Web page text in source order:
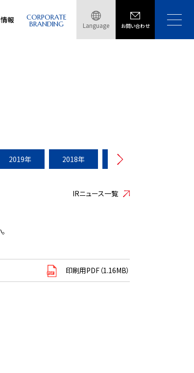
報 CORPORATE
BRANDING Language お問い合わせ
2019年 2018年 2017年
IRニュース一覧
印刷用PDF（1.16MB）